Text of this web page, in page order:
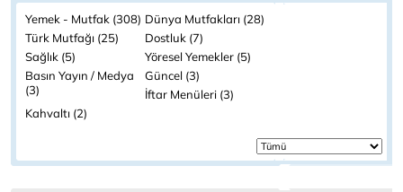
Yemek - Mutfak (308) Dünya Mutfakları (28)
Türk Mutfağı (25)
Dostluk (7)
Sağlık (5)
Yöresel Yemekler (5)
Basın Yayın / Medya
(3)
Güncel (3)
İftar Menüleri (3)
Kahvaltı (2)